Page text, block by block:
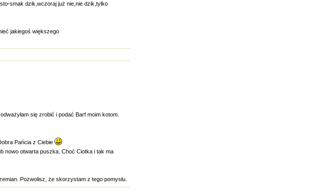
smak dzik,wczoraj już nie,nie dzik,tylko
jakiegoś większego
się zrobić i podać Barf moim kotom.
Pańcia z Ciebie
nowo otwarta puszka. Choć Ciotka i tak ma
Pozwolisz, że skorzystam z tego pomysłu.